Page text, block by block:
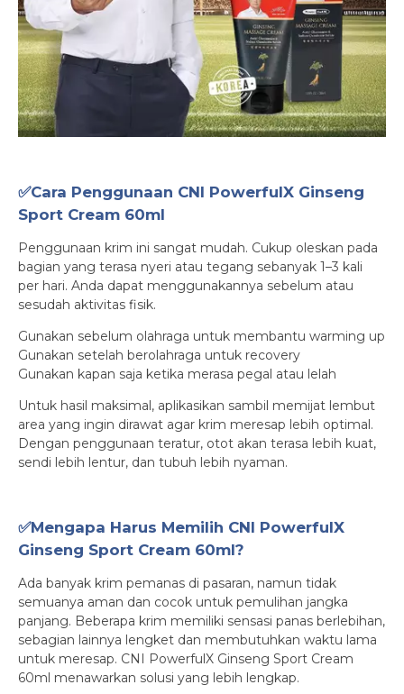
✅Cara Penggunaan CNI PowerfulX Ginseng
Sport Cream 60ml
Penggunaan krim ini sangat mudah. Cukup oleskan pada
bagian yang terasa nyeri atau tegang sebanyak 1–3 kali
per hari. Anda dapat menggunakannya sebelum atau
sesudah aktivitas fisik.
Gunakan sebelum olahraga untuk membantu warming up
Gunakan setelah berolahraga untuk recovery
Gunakan kapan saja ketika merasa pegal atau lelah
Untuk hasil maksimal, aplikasikan sambil memijat lembut
area yang ingin dirawat agar krim meresap lebih optimal.
Dengan penggunaan teratur, otot akan terasa lebih kuat,
sendi lebih lentur, dan tubuh lebih nyaman.
✅Mengapa Harus Memilih CNI PowerfulX
Ginseng Sport Cream 60ml?
Ada banyak krim pemanas di pasaran, namun tidak
semuanya aman dan cocok untuk pemulihan jangka
panjang. Beberapa krim memiliki sensasi panas berlebihan,
sebagian lainnya lengket dan membutuhkan waktu lama
untuk meresap. CNI PowerfulX Ginseng Sport Cream
60ml menawarkan solusi yang lebih lengkap.